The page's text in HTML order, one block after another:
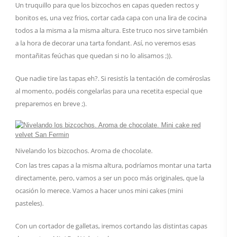
Un truquillo para que los bizcochos en capas queden rectos y
bonitos es, una vez frios, cortar cada capa con una lira de cocina
todos a la misma a la misma altura. Este truco nos sirve también
a la hora de decorar una tarta fondant. Así, no veremos esas
montañitas feúchas que quedan si no lo alisamos ;)).
Que nadie tire las tapas eh?. Si resistís la tentación de coméroslas
al momento, podéis congelarlas para una recetita especial que
preparemos en breve ;).
Nivelando los bizcochos. Aroma de chocolate.
Con las tres capas a la misma altura, podríamos montar una tarta
directamente, pero, vamos a ser un poco más originales, que la
ocasión lo merece. Vamos a hacer unos mini cakes (mini
pasteles).
Con un cortador de galletas, iremos cortando las distintas capas